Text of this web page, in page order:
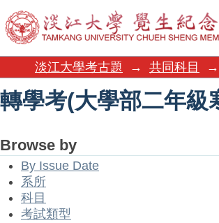
轉學考(大學部二年級
淡江大學考古題 → 共同科目 →
轉學考(大學部二年級
Browse by
By Issue Date
系所
科目
考試類型